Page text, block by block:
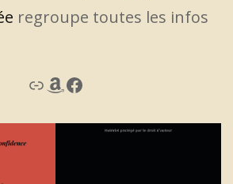
regroupe toutes les infos
LienAmazon
Facebook